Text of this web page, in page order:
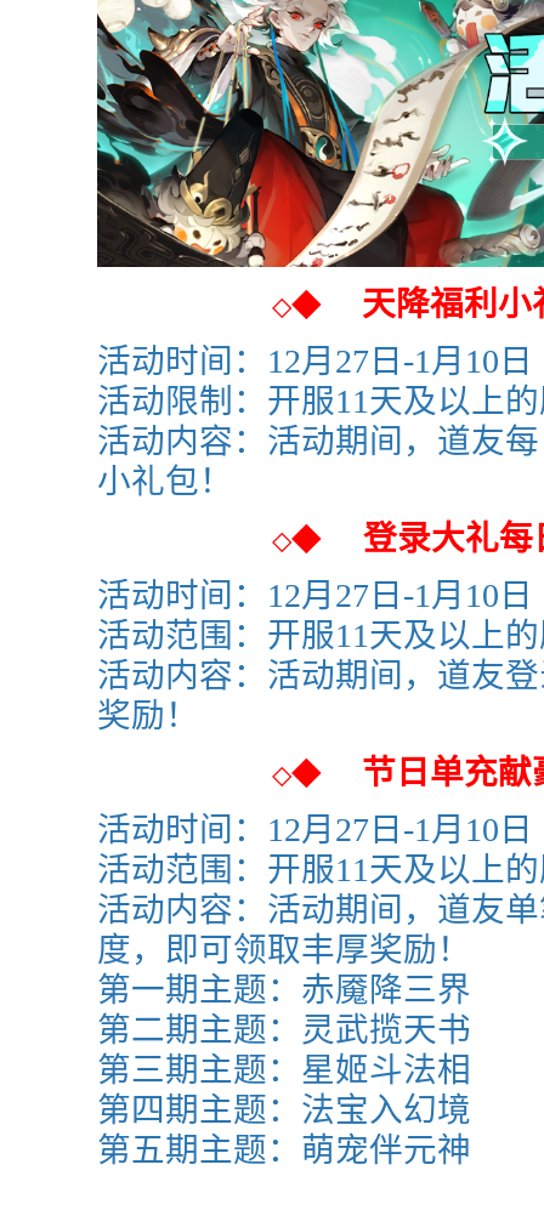
◇◆
天降福利小
活动时间：12月27日-1月10日
活动限制：开服11天及以上
活动内容：活动期间，道友
小礼包！
◇◆
登录大礼每
活动时间： 12月27日-1月10日
活动范围： 开服11天及以上
活动内容：活动期间，道友
奖励！
◇◆
节日单充献
活动时间： 12月27日-1月10日
活动范围： 开服11天及以上
活动内容：活动期间，道友
度，即可领取丰厚奖励！
第一期主题：赤魇降三界
第二期主题：灵武揽天书
第三期主题： 星姬斗法相
第四期主题： 法宝入幻境
第五期主题：萌宠伴元神